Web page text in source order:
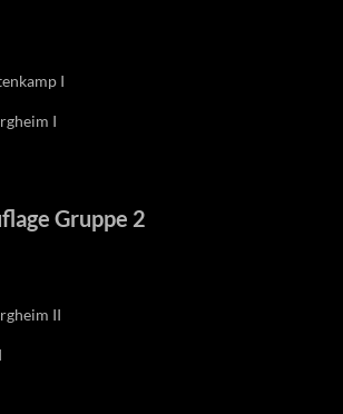
I
I
Gruppe 2
II